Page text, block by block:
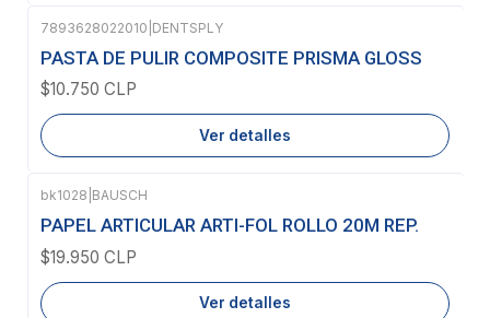
Agotado
7893628022010 DENTSPLY
PASTA DE PULIR COMPOSITE PRISMA GLOSS
$10.750 CLP
Ver detalles
Agotado
bk1028 BAUSCH
PAPEL ARTICULAR ARTI-FOL ROLLO 20M REP.
$19.950 CLP
Ver detalles